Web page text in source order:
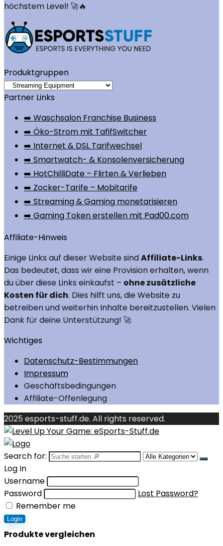
höchstem Level! 🚀🔥
Produktgruppen
Partner Links
➡️ Waschsalon Franchise Business
➡️ Öko-Strom mit TafifSwitcher
➡️ Internet & DSL Tarifwechsel
➡️ Smartwatch- & Konsolenversicherung
➡️ HotChilliDate – Flirten & Verlieben
➡️ Zocker-Tarife – Mobitarife
➡️ Streaming & Gaming monetarisieren
➡️ Gaming Token erstellen mit Pad00.com
Affiliate-Hinweis
Einige Links auf dieser Website sindAffiliate-Links.
Das bedeutet, dass wir eine Provision erhalten, wenn
du über diese Links einkaufst – ohne zusätzliche
Kosten für dich. Dies hilft uns, die Website zu
betreiben und weiterhin Inhalte bereitzustellen. Vielen
Dank für deine Unterstützung! 🚀
Wichtiges
Datenschutz-Bestimmungen
Impressum
Geschäftsbedingungen
Affiliate-Offenlegung
2025 esports-stuff.de. All rights reserved.
Search for:
Log In
Username
Password
Lost Password?
Remember me
Login
Produkte vergleichen